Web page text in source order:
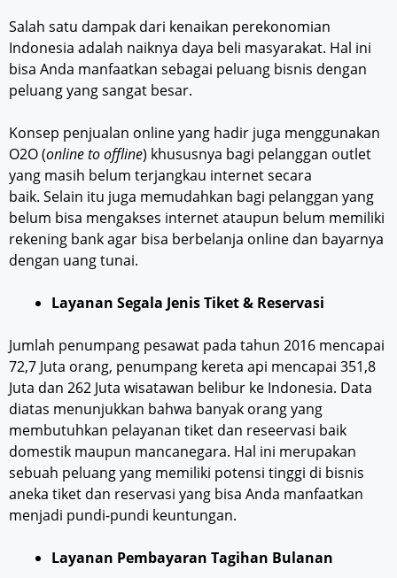
Salah satu dampak dari kenaikan perekonomian
Indonesia adalah naiknya daya beli masyarakat. Hal ini
bisa Anda manfaatkan sebagai peluang bisnis dengan
peluang yang sangat besar.
Konsep penjualan online yang hadir juga menggunakan
O2O (online to offline) khususnya bagi pelanggan outlet
yang masih belum terjangkau internet secara
baik. Selain itu juga memudahkan bagi pelanggan yang
belum bisa mengakses internet ataupun belum memiliki
rekening bank agar bisa berbelanja online dan bayarnya
dengan uang tunai.
Layanan Segala Jenis Tiket & Reservasi
Jumlah penumpang pesawat pada tahun 2016 mencapai
72,7 Juta orang, penumpang kereta api mencapai 351,8
Juta dan 262 Juta wisatawan belibur ke Indonesia. Data
diatas menunjukkan bahwa banyak orang yang
membutuhkan pelayanan tiket dan reseervasi baik
domestik maupun mancanegara. Hal ini merupakan
sebuah peluang yang memiliki potensi tinggi di bisnis
aneka tiket dan reservasi yang bisa Anda manfaatkan
menjadi pundi-pundi keuntungan.
Layanan Pembayaran Tagihan Bulanan